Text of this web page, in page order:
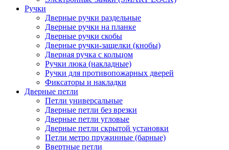
Ручки
Дверные ручки раздельные
Дверные ручки на планке
Дверные ручки скобы
Дверные ручки-защелки (кнобы)
Дверная ручка с кольцом
Ручки люка (накладные)
Ручки для противопожарных дверей
Фиксаторы и накладки
Дверные петли
Петли универсальные
Дверные петли без врезки
Дверные петли угловые
Дверные петли скрытой установки
Петли метро пружинные (барные)
Ввертные петли